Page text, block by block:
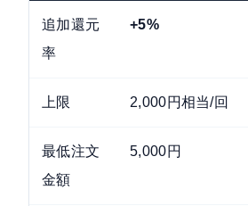
追加還元
率
+5%
上限 2,000円相当/回
最低注文
金額
5,000円